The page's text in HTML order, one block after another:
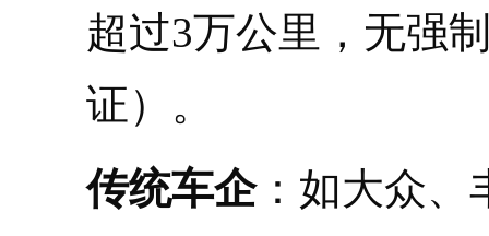
超过3万公里，无强
证）。
传统车企：如大众、